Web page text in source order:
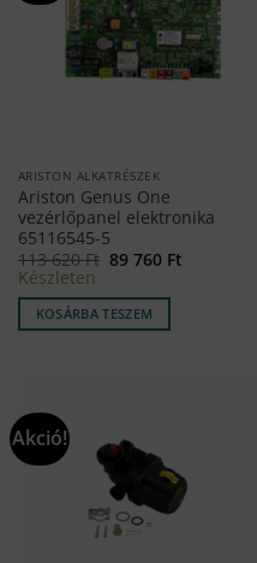
ARISTON ALKATRÉSZEK
Ariston Genus One
vezérlőpanel elektronika
65116545-5
113 620Ft Original
113
620 Ft.
89 760 FtCurrent
Készleten
KOSÁRBA TESZEM
Akció!